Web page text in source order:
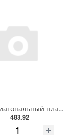
HCP 07 диагональный пластырь 295 мм
483.92